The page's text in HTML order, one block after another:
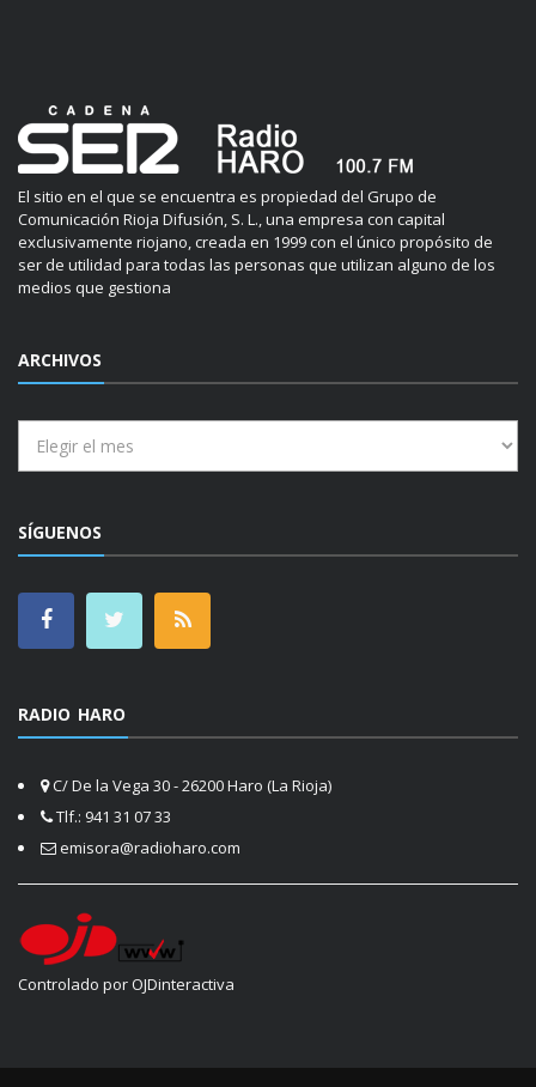
El sitio en el que se encuentra es propiedad del Grupo de
Comunicación Rioja Difusión, S. L., una empresa con capital
exclusivamente riojano, creada en 1999 con el único propósito de
ser de utilidad para todas las personas que utilizan alguno de los
medios que gestiona
ARCHIVOS
SÍGUENOS
RADIO HARO
C/ De la Vega 30 - 26200 Haro (La Rioja)
Tlf.: 941 31 07 33
emisora@radioharo.com
Controlado por OJDinteractiva